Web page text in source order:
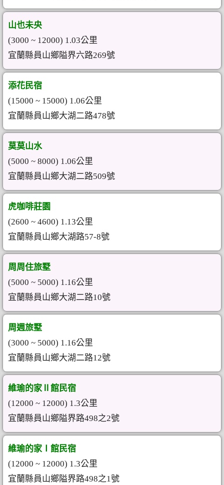
山也未央
(3000 ~ 12000) 1.03公里
宜蘭縣員山鄉隘界六路269號
添花民宿
(15000 ~ 15000) 1.06公里
宜蘭縣員山鄉大湖二路478號
莫莫山水
(5000 ~ 8000) 1.06公里
宜蘭縣員山鄉大湖二路509號
虎咖啡莊園
(2600 ~ 4600) 1.13公里
宜蘭縣員山鄉大湖路57-8號
周周住旅墅
(5000 ~ 5000) 1.16公里
宜蘭縣員山鄉大湖二路10號
周週旅墅
(3000 ~ 5000) 1.16公里
宜蘭縣員山鄉大湖二路12號
維瑜的家Ⅱ館民宿
(12000 ~ 12000) 1.3公里
宜蘭縣員山鄉隘界路498之2號
維瑜的家Ⅰ館民宿
(12000 ~ 12000) 1.3公里
宜蘭縣員山鄉隘界路498之1號